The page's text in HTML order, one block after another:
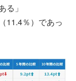
る」
11.4％）であっ